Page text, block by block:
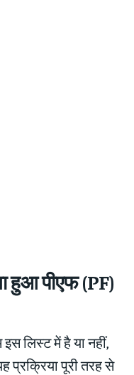
हुआ पीएफ (PF)
लिस्ट में है या नहीं,
प्रक्रिया पूरी तरह से